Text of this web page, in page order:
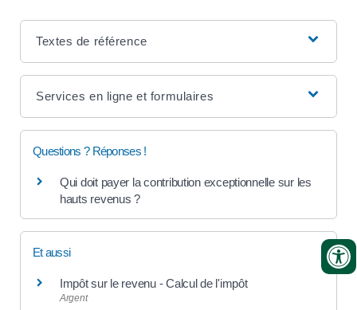
Textes de référence
Services en ligne et formulaires
Questions ? Réponses !
Qui doit payer la contribution exceptionnelle sur les
hauts revenus ?
Et aussi
Impôt sur le revenu - Calcul de l'impôt
Argent